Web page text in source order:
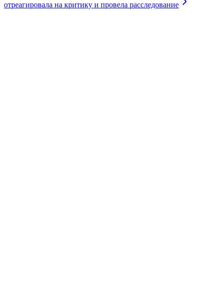
отреагировала на критику и провела расследование